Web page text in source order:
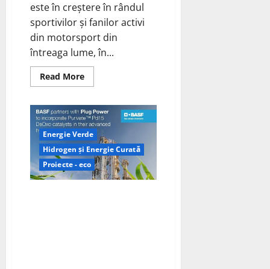
este în creștere în rândul
sportivilor și fanilor activi
din motorsport din
întreaga lume, în...
Read MoreRead
more
prezintă
conceptul
H2
pentru
viitorul
motorsportului
la
24
de
Energie Verde
Hidrogen și Energie Curată
Proiecte - eco